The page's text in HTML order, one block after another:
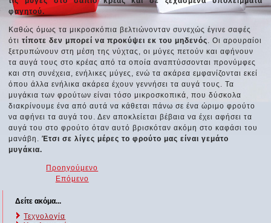
φαγητού.
Καθώς όμως τα μικροσκόπια βελτιώνονταν συνεχώς έγινε σαφές
ότιτίποτε δεν μπορεί να προκύψει εκ του μηδενός. Οι αρουραίοι
ξετρυπώνουν στη μέση της νύχτας, οι μύγες πετούν και αφήνουν
τα αυγά τους στο κρέας από τα οποία αναπτύσσονται προνύμφες
και στη συνέχεια, ενήλικες μύγες, ενώ τα ακάρεα εμφανίζονται εκεί
όπου άλλα ενήλικα ακάρεα έχουν γεννήσει τα αυγά τους. Τα
μυγάκια των φρούτων είναι τόσο μικροσκοπικά, που δύσκολα
διακρίνουμε ένα από αυτά να κάθεται πάνω σε ένα ώριμο φρούτο
να αφήνει τα αυγά του. Δεν αποκλείεται βέβαια να έχει αφήσει τα
αυγά του στο φρούτο όταν αυτό βρισκόταν ακόμη στο καφάσι του
μανάβη. Έτσι σε λίγες μέρες το φρούτο μας είναι γεμάτο
μυγάκια.
Προηγούμενο
Επόμενο
Δείτε ακόμα...
Τεχνολογία